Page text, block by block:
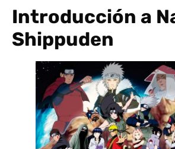
Introducción a
Shippuden